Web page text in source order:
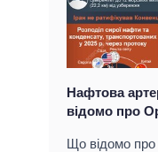
Нафтова
відомо про
Що відомо про